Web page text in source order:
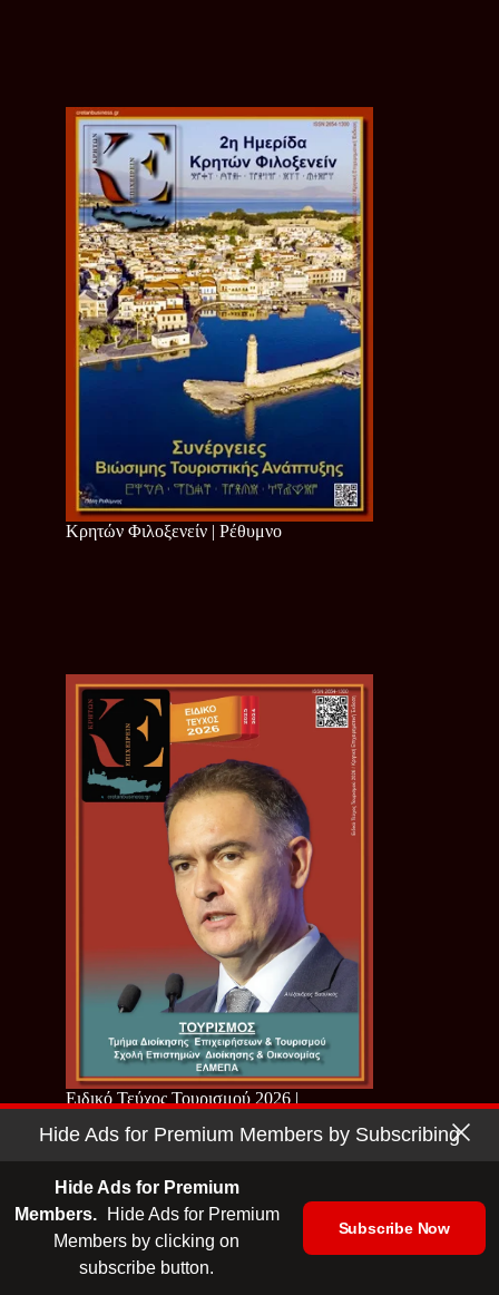
Κρητών Φιλοξενείν | Ρέθυμνο
Ειδικό Τεύχος Τουρισμού 2026 |
Hide Ads for Premium Members by Subscribing
Hide Ads for Premium
Members.
Hide Ads for Premium
Members by clicking on
subscribe button.
Subscribe Now